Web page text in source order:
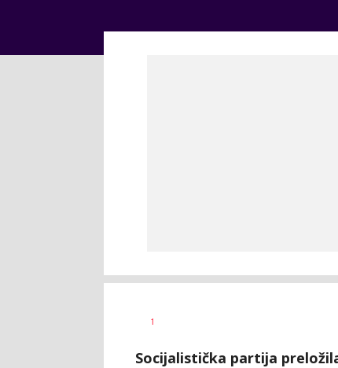
AUTOR
1
Socijalistička partija